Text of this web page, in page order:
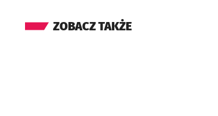
ZOBACZ TAKŻE